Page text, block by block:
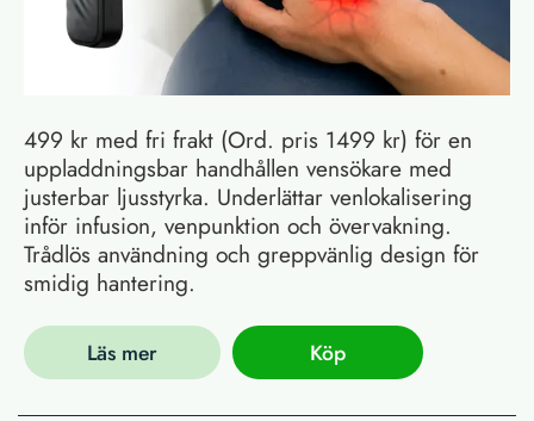
499 kr med fri frakt (Ord. pris 1499 kr) för en
uppladdningsbar handhållen vensökare med
justerbar ljusstyrka. Underlättar venlokalisering
inför infusion, venpunktion och övervakning.
Trådlös användning och greppvänlig design för
smidig hantering.
Läs mer Köp